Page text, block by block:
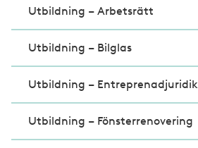
Utbildning – Arbetsrätt
Utbildning – Bilglas
Utbildning – Entreprenadjuridik
Utbildning – Fönsterrenovering